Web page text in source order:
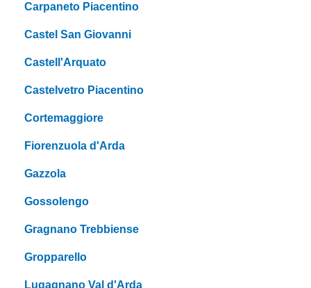
Carpaneto Piacentino
Castel San Giovanni
Castell'Arquato
Castelvetro Piacentino
Cortemaggiore
Fiorenzuola d'Arda
Gazzola
Gossolengo
Gragnano Trebbiense
Gropparello
Lugagnano Val d'Arda